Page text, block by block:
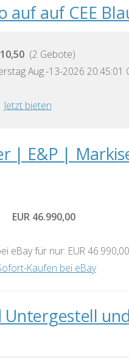
auf auf CEE
(2 Gebote)
Aug.-13-2026 20:45:01
Jetzt bieten
| E&P |
EUR 46.990,00
eBay für nur: EUR 46.990,00
Kaufen bei eBay